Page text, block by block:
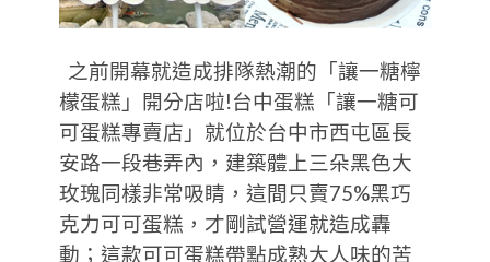
之前開幕就造成排隊熱潮的「讓一糖檸
檬蛋糕」開分店啦!台中蛋糕「讓一糖可
可蛋糕專賣店」就位於台中市西屯區長
安路一段巷弄內，建築體上三朵黑色大
玫瑰同樣非常吸睛，這間只賣75%黑巧
克力可可蛋糕，才剛試營運就造成轟
動；這款可可蛋糕帶點成熟大人味的苦